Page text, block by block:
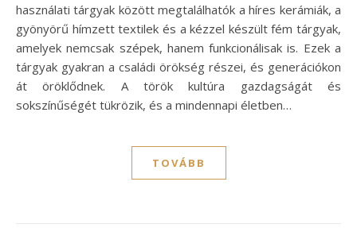
használati tárgyak között megtalálhatók a híres kerámiák, a
gyönyörű hímzett textilek és a kézzel készült fém tárgyak,
amelyek nemcsak szépek, hanem funkcionálisak is. Ezek a
tárgyak gyakran a családi örökség részei, és generációkon
át öröklődnek. A török kultúra gazdagságát és
sokszínűségét tükrözik, és a mindennapi életben…
TOVÁBB